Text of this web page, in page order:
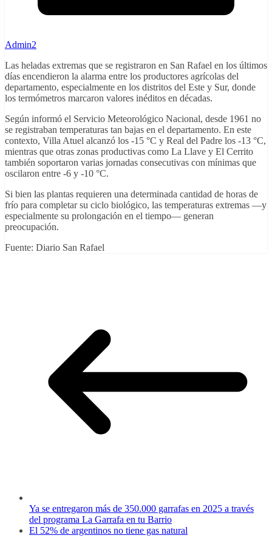
Admin2
Las heladas extremas que se registraron en San Rafael en los últimos
días encendieron la alarma entre los productores agrícolas del
departamento, especialmente en los distritos del Este y Sur, donde
los termómetros marcaron valores inéditos en décadas.
Según informó el Servicio Meteorológico Nacional, desde 1961 no
se registraban temperaturas tan bajas en el departamento. En este
contexto, Villa Atuel alcanzó los -15 °C y Real del Padre los -13 °C,
mientras que otras zonas productivas como La Llave y El Cerrito
también soportaron varias jornadas consecutivas con mínimas que
oscilaron entre -6 y -10 °C.
Si bien las plantas requieren una determinada cantidad de horas de
frío para completar su ciclo biológico, las temperaturas extremas —y
especialmente su prolongación en el tiempo— generan
preocupación.
Fuente: Diario San Rafael
Ya se entregaron más de 350.000 garrafas en 2025 a través
del programa La Garrafa en tu Barrio
El 52% de argentinos no tiene gas natural